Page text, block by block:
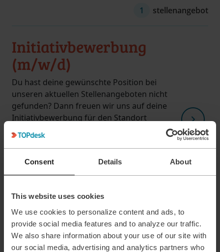
Consent Details About
This website uses cookies
We use cookies to personalize content and ads, to
provide social media features and to analyze our traffic.
We also share information about your use of our site with
our social media, advertising and analytics partners who
1
stellenangebot
Initiativbewerbung
(m/w/d)
Du hast deine gewünschte Position bei
unseren aktuellen Stellenangeboten nicht
gefunden? Dann freuen wir uns auf deine
Initiativbewerbung für den Standort